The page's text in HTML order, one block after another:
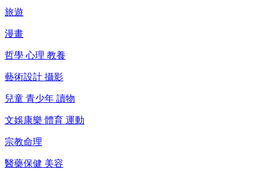
旅遊
漫畫
哲學 心理 教養
藝術設計 攝影
兒童 青少年 讀物
文娛康樂 體育 運動
宗教命理
醫藥保健 美容